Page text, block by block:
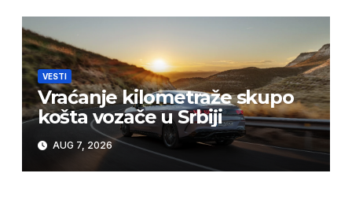
VESTI
Vraćanje kilometraže skupo
košta vozače u Srbiji
AUG 7, 2026